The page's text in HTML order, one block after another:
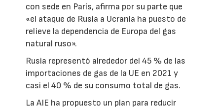
con sede en París, afirma por su parte que
«el ataque de Rusia a Ucrania ha puesto de
relieve la dependencia de Europa del gas
natural ruso».
Rusia representó alrededor del 45 % de las
importaciones de gas de la UE en 2021 y
casi el 40 % de su consumo total de gas.
La AIE ha propuesto un plan para reducir